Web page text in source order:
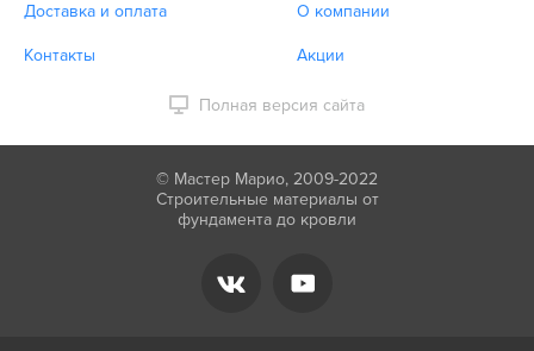
Доставка и оплата О компании
Контакты Акции
Полная версия сайта
© Мастер Марио, 2009-2022
Строительные материалы от
фундамента до кровли